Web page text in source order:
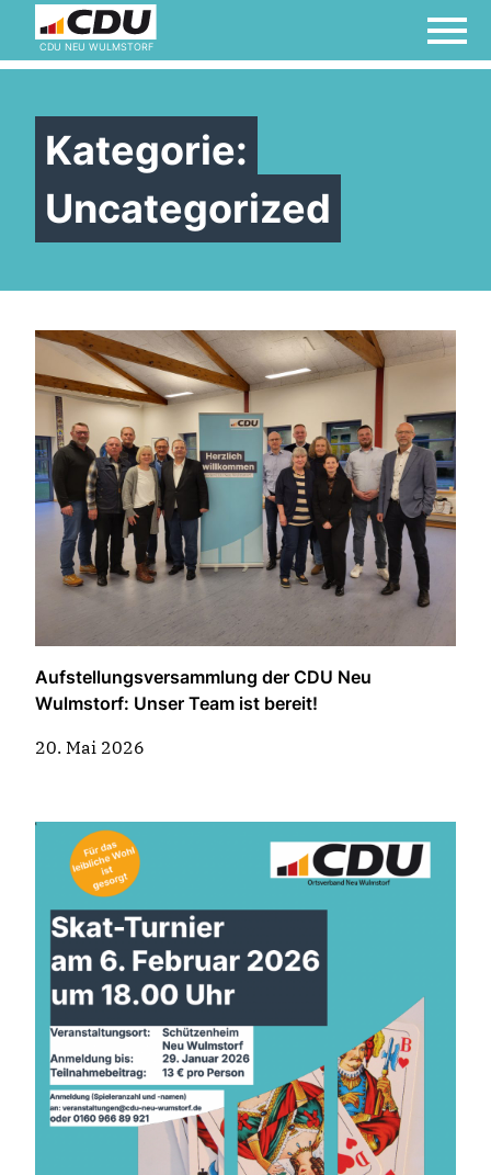
CDU NEU WULMSTORF
Kategorie:
Uncategorized
Aufstellungsversammlung der CDU Neu
Wulmstorf: Unser Team ist bereit!
20. Mai 2026